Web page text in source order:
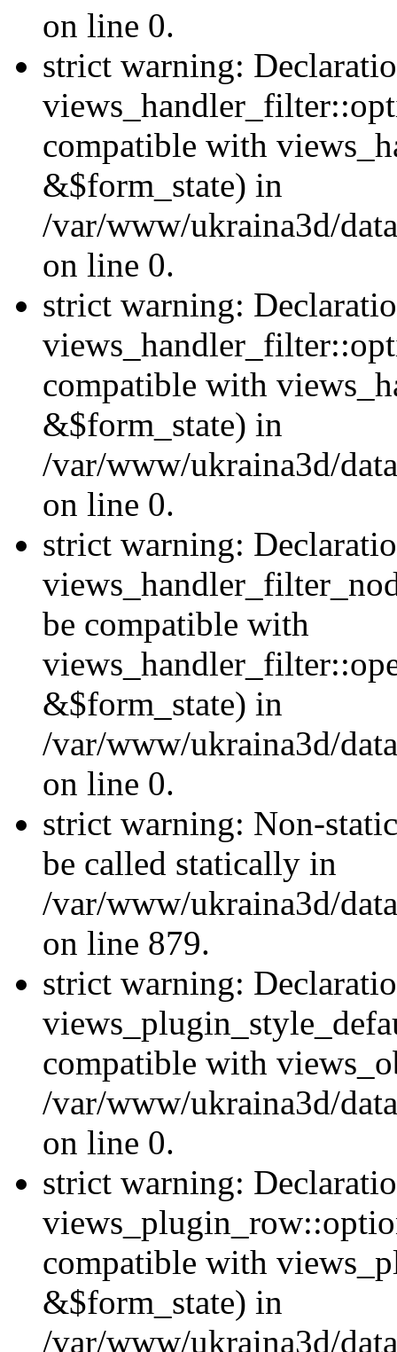
on line 0.
strict warning:
compatible with
&$form_state) in
/var/www/ukraina3d/
on line 0.
strict warning:
compatible with
&$form_state) in
/var/www/ukraina3d/
on line 0.
strict warning:
be compatible with
&$form_state) in
/var/www/ukraina3d/
on line 0.
strict warning: Non-
be called statically in
/var/www/ukraina3d/
on line 879.
strict warning:
compatible with
/var/www/ukraina3d/
on line 0.
strict warning:
compatible with
&$form_state) in
/var/www/ukraina3d/